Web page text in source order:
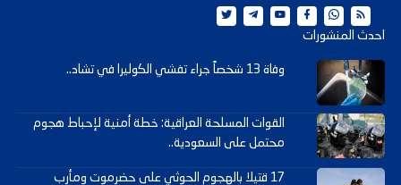
احدث المنشورات
وفاة 13 شخصاً جراء تفشي الكوليرا في تشاد..
القوات المسلحة العراقية: خطة أمنية لإحباط هجوم
محتمل على السعودية..
17 قتيلا بالهجوم الحوثي على حضرموت ومأرب